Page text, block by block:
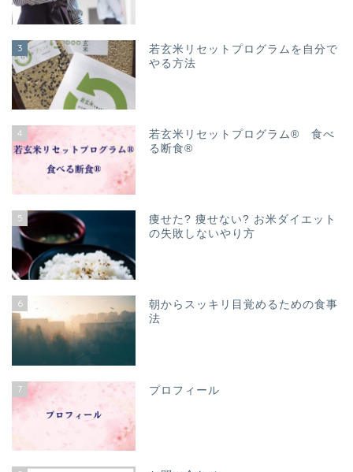
3
若玄米リセットプログラムを自分で
やる方法
4
若玄米リセットプログラム® 食べ
る断食®
5
痩せた? 痩せない? お米ダイエット
の失敗しないやり方
6
朝からスッキリ目覚めるための食事
法
7 プロフィール